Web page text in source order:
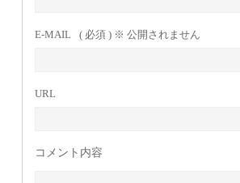
E-MAIL ( 必須 ) ※ 公開されません
URL
コメント内容